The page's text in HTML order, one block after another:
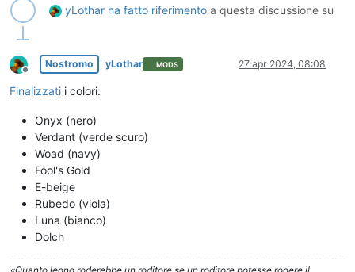
yLothar ha fatto riferimento a questa discussione su
Non in linea
Nostromo yLothar MODS 27 apr 2024, 08:08
Finalizzati i colori:
Onyx (nero)
Verdant (verde scuro)
Woad (navy)
Fool's Gold
E-beige
Rubedo (viola)
Luna (bianco)
Dolch